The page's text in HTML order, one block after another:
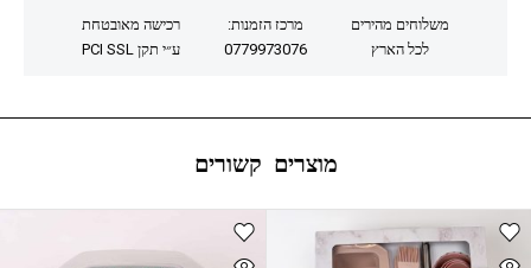
משלוחים מהירים
לכל הארץ
מרכז הזמנות:
0779973076
רכישה מאובטחת
ע״י תקן PCI SSL
מוצרים קשורים